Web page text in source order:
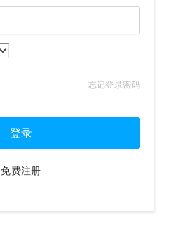
忘记登录密码
登录
免费注册